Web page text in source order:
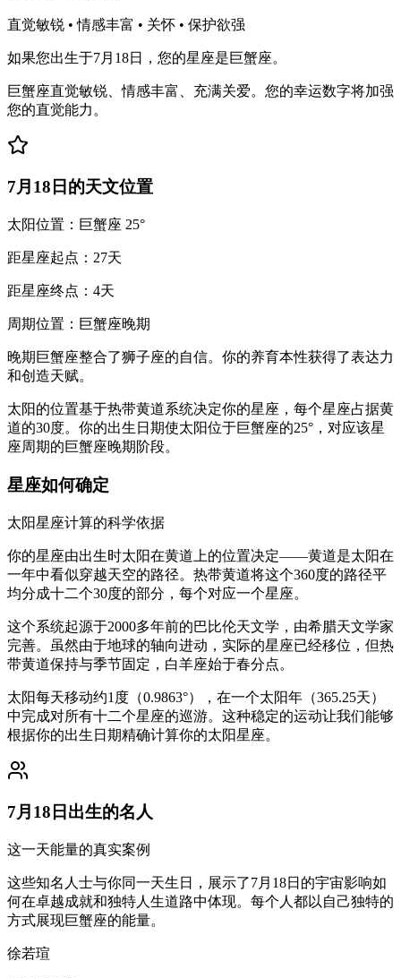
直觉敏锐 • 情感丰富 • 关怀 • 保护欲强
如果您出生于7月18日，您的星座是巨蟹座。
巨蟹座直觉敏锐、情感丰富、充满关爱。您的幸运数字将加强
您的直觉能力。
7月18日的天文位置
太阳位置：巨蟹座 25°
距星座起点：27天
距星座终点：4天
周期位置：巨蟹座晚期
晚期巨蟹座整合了狮子座的自信。你的养育本性获得了表达力
和创造天赋。
太阳的位置基于热带黄道系统决定你的星座，每个星座占据黄
道的30度。你的出生日期使太阳位于巨蟹座的25°，对应该星
座周期的巨蟹座晚期阶段。
星座如何确定
太阳星座计算的科学依据
你的星座由出生时太阳在黄道上的位置决定——黄道是太阳在
一年中看似穿越天空的路径。热带黄道将这个360度的路径平
均分成十二个30度的部分，每个对应一个星座。
这个系统起源于2000多年前的巴比伦天文学，由希腊天文学家
完善。虽然由于地球的轴向进动，实际的星座已经移位，但热
带黄道保持与季节固定，白羊座始于春分点。
太阳每天移动约1度（0.9863°），在一个太阳年（365.25天）
中完成对所有十二个星座的巡游。这种稳定的运动让我们能够
根据你的出生日期精确计算你的太阳星座。
7月18日出生的名人
这一天能量的真实案例
这些知名人士与你同一天生日，展示了7月18日的宇宙影响如
何在卓越成就和独特人生道路中体现。每个人都以自己独特的
方式展现巨蟹座的能量。
徐若瑄